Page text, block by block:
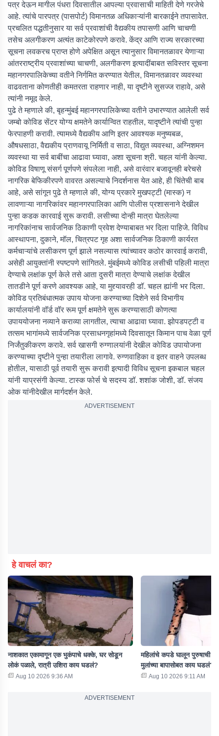
पत्र देऊन मागील पंधरा दिवसातील आपल्या प्रवासाची माहिती देणे गरजेचे
आहे. त्यांचे पारपत्र (पासपोर्ट) विमानतळ अधिकाऱ्यांनी बारकाईने तपासावेत.
प्रचलित पद्धतीनुसार या सर्व प्रवाशांची वैद्यकीय तपासणी आणि चाचणी
तसेच अलगीकरण अत्यंत काटेकोरपणे करावे. केंद्र आणि राज्य सरकारच्या
सूचना लवकरच प्राप्त होणे अपेक्षित असून त्यानुसार विमानतळावर येणाऱ्या
आंतरराष्ट्रीय प्रवाशांच्या चाचणी, अलगीकरण इत्यादींबाबत सविस्तर सूचना
महानगरपालिकेच्या वतीने निर्गमित करण्यात येतील, विमानतळावर व्यवस्था
वाढवताना कोणतीही कमतरता राहणार नाही, या दृष्टीने सुसज्ज राहावे, असे
त्यांनी नमूद केले.
पुढे ते म्हणाले की, बृहन्मुंबई महानगरपालिकेच्या वतीने उभारण्यात आलेली सर्व
जम्बो कोविड सेंटर योग्य क्षमतेने कार्यान्वित राहतील, यादृष्टीने त्यांची पुन्हा
फेरपाहणी करावी. त्यामध्ये वैद्यकीय आणि इतर आवश्यक मनुष्यबळ,
औषधसाठा, वैद्यकीय प्राणवायू निर्मिती व साठा, विद्युत व्यवस्था, अग्निशमन
व्यवस्था या सर्व बाबींचा आढावा घ्यावा, अशा सूचना श्री. चहल यांनी केल्या.
कोविड विषाणू संसर्ग पूर्णपणे संपलेला नाही, असे वारंवार बजावूनही बरेचसे
नागरिक बेफिकीरपणे वावरत असल्याचे निदर्शनास येत आहे, ही चिंतेची बाब
आहे, असे सांगून पुढे ते म्हणाले की, योग्य प्रकारे मुखपट्टी (मास्क) न
लावणाऱ्या नागरिकांवर महानगरपालिका आणि पोलीस प्रशासनाने देखील
पुन्हा कडक कारवाई सुरू करावी. लसीच्या दोन्ही मात्रा घेतलेल्या
नागरिकांनाच सार्वजनिक ठिकाणी प्रवेश देण्याबाबत भर दिला पाहिजे. विविध
आस्थापना, दुकाने, मॉल, चित्रपट गृह अशा सार्वजनिक ठिकाणी कार्यरत
कर्मचाऱ्यांचे लसीकरण पूर्ण झाले नसल्यास त्यांच्यावर कठोर कारवाई करावी,
असेही आयुक्तांनी स्पष्टपणे सांगितले. मुंबईमध्ये कोविड लसीची पहिली मात्रा
देण्याचे लक्षांक पूर्ण केले तसे आता दुसरी मात्रा देण्याचे लक्षांक देखील
तातडीने पूर्ण करणे आवश्यक आहे, या मुद्द्यावरही डॉ. चहल ह्यांनी भर दिला.
कोविड प्रतिबंधात्मक उपाय योजना करण्याच्या दिशेने सर्व विभागीय
कार्यालयांनी वॉर्ड वॉर रूम पूर्ण क्षमतेने सुरू करण्यासाठी कोणत्या
उपाययोजना नव्याने कराव्या लागतील, त्याचा आढावा घ्यावा. झोपडपट्टी व
तत्सम भागांमध्ये सार्वजनिक प्रसाधनगृहांमध्ये दिवसातून किमान पाच वेळा पूर्ण
निर्जंतुकीकरण करावे. सर्व खासगी रुग्णालयांनी देखील कोविड उपायोजना
करण्याच्या दृष्टीने पुन्हा तयारीला लागावे. रुग्णवाहिका व इतर वाहने उपलब्ध
होतील, यासाठी पूर्व तयारी सुरू करावी इत्यादी विविध सूचना इकबाल चहल
यांनी याप्रसंगी केल्या. टास्क फोर्स चे सदस्य डॉ. शशांक जोशी, डॉ. संजय
ओक यांनीदेखील मार्गदर्शन केले.
ADVERTISEMENT
हे वाचलं का?
नाशकात एकामागून एक भुकंपाचे धक्के, घर सोडून
लोकं पळाले, रात्री उशिरा काय घडलं?
Aug 10 2026 9:36 AM
महिलांचे कपडे घालून पुरुषाची
मुलांच्या बापासोबत काय घडलं?
Aug 10 2026 9:11 AM
ADVERTISEMENT